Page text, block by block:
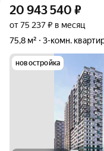
20 943 540 ₽
от 75 237 ₽ в месяц
75,8 м²
3-комн.
новостройка